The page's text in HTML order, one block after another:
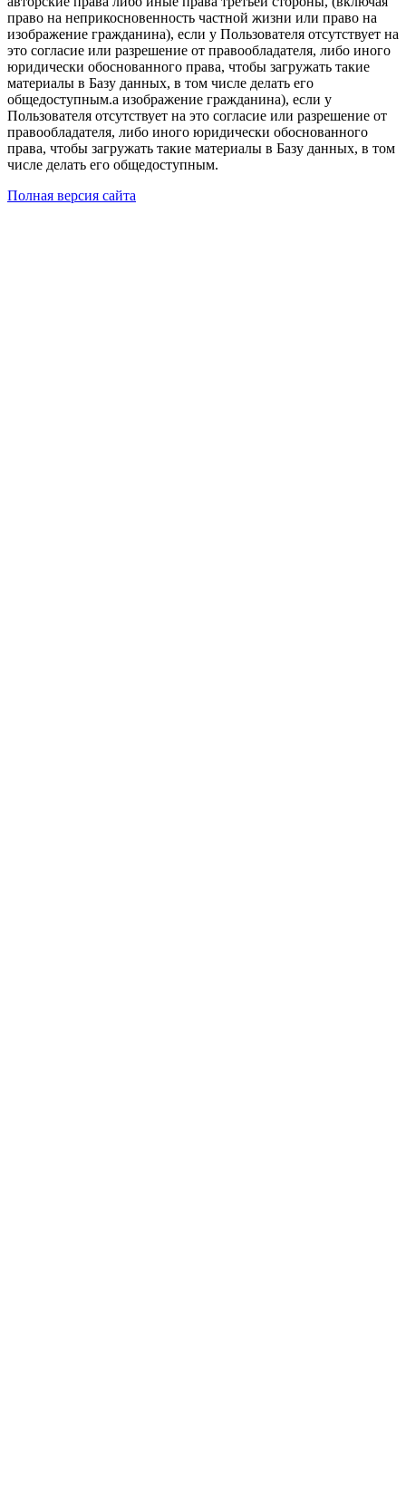
право на неприкосновенность частной жизни или право на
изображение гражданина), если у Пользователя отсутствует на
это согласие или разрешение от правообладателя, либо иного
юридически обоснованного права, чтобы загружать такие
материалы в Базу данных, в том числе делать его
общедоступным.а изображение гражданина), если у
Пользователя отсутствует на это согласие или разрешение от
правообладателя, либо иного юридически обоснованного
права, чтобы загружать такие материалы в Базу данных, в том
числе делать его общедоступным.
Полная версия сайта